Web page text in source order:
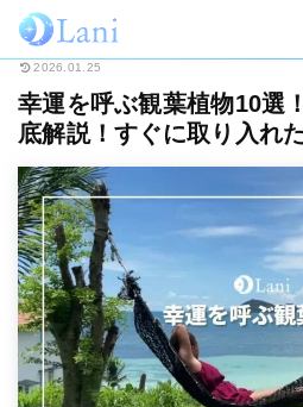
ホーム 占い 幸運を呼ぶ観葉植
2026.01.25
幸運を呼ぶ観葉植物10選
底解説！すぐに取り入れ